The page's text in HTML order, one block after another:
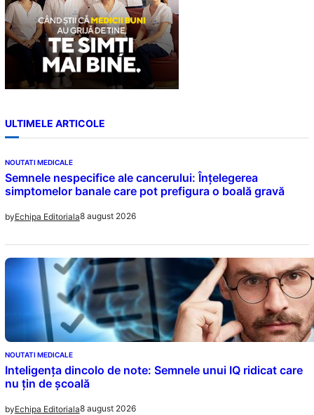
ULTIMELE ARTICOLE
NOUTATI MEDICALE
Semnele nespecifice ale cancerului: Înțelegerea
simptomelor banale care pot prefigura o boală gravă
byEchipa Editoriala8 august 2026
NOUTATI MEDICALE
Inteligența dincolo de note: Semnele unui IQ ridicat care
nu țin de școală
byEchipa Editoriala8 august 2026